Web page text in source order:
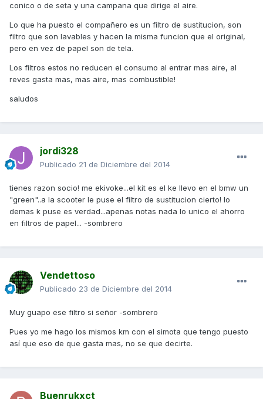
conico o de seta y una campana que dirige el aire.
Lo que ha puesto el compañero es un filtro de sustitucion, son
filtro que son lavables y hacen la misma funcion que el original,
pero en vez de papel son de tela.
Los filtros estos no reducen el consumo al entrar mas aire, al
reves gasta mas, mas aire, mas combustible!
saludos
jordi328
Publicado 21 de Diciembre del 2014
tienes razon socio! me ekivoke...el kit es el ke llevo en el bmw un
"green"..a la scooter le puse el filtro de sustitucion cierto! lo
demas k puse es verdad...apenas notas nada lo unico el ahorro
en filtros de papel... -sombrero
Vendettoso
Publicado 23 de Diciembre del 2014
Muy guapo ese filtro si señor -sombrero
Pues yo me hago los mismos km con el simota que tengo puesto
así que eso de que gasta mas, no se que decirte.
Buenrukxct